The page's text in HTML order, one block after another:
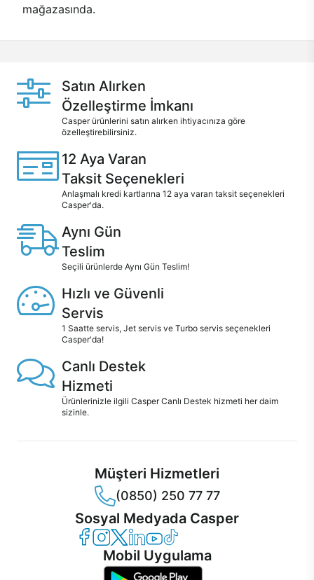
mağazasında.
Satın Alırken
Özelleştirme İmkanı
Casper ürünlerini satın alırken ihtiyacınıza göre
özelleştirebilirsiniz.
12 Aya Varan
Taksit Seçenekleri
Anlaşmalı kredi kartlarına 12 aya varan taksit seçenekleri
Casper'da.
Aynı Gün
Teslim
Seçili ürünlerde Aynı Gün Teslim!
Hızlı ve Güvenli
Servis
1 Saatte servis, Jet servis ve Turbo servis seçenekleri
Casper'da!
Canlı Destek
Hizmeti
Ürünlerinizle ilgili Casper Canlı Destek hizmeti her daim
sizinle.
Müşteri Hizmetleri
(0850) 250 77 77
Sosyal Medyada Casper
Casper Facebook
Casper Instagram
Casper Twitter
Casper LinkedIn
Casper YouTube
Casper TikTok
Mobil Uygulama